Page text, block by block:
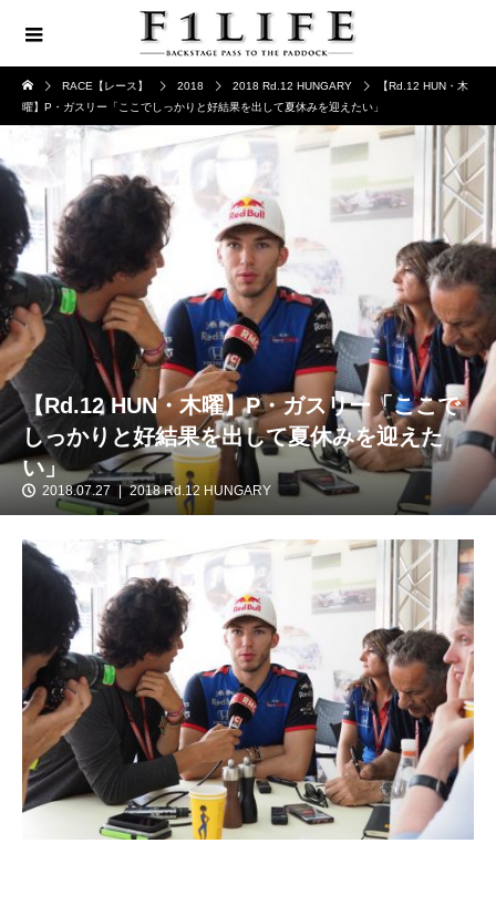
RACE【レース】 2018 2018 Rd.12 HUNGARY
【Rd.12 HUN・木
曜】P・ガスリー「ここでしっかりと好結果を出して夏休みを迎えたい」
【Rd.12 HUN・木曜】P・ガスリー「ここで
しっかりと好結果を出して夏休みを迎えた
い」
2018.07.27 2018 Rd.12 HUNGARY